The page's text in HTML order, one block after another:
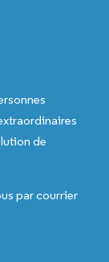
de
par courrier